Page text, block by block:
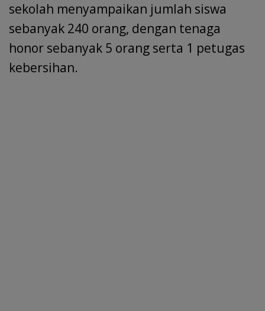
sekolah menyampaikan jumlah siswa
sebanyak 240 orang, dengan tenaga
honor sebanyak 5 orang serta 1 petugas
kebersihan.